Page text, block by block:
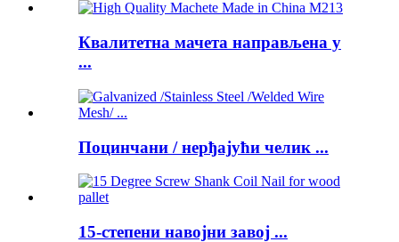
Квалитетна мачета направљена у
...
Поцинчани / нерђајући челик ...
15-степени навојни завој ...